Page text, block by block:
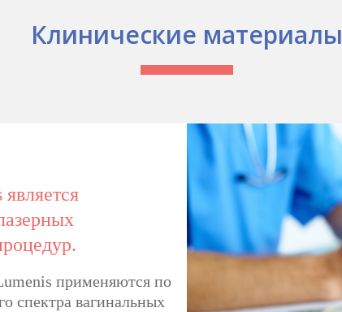
Клинические материалы
применяются по
спектра вагинальных